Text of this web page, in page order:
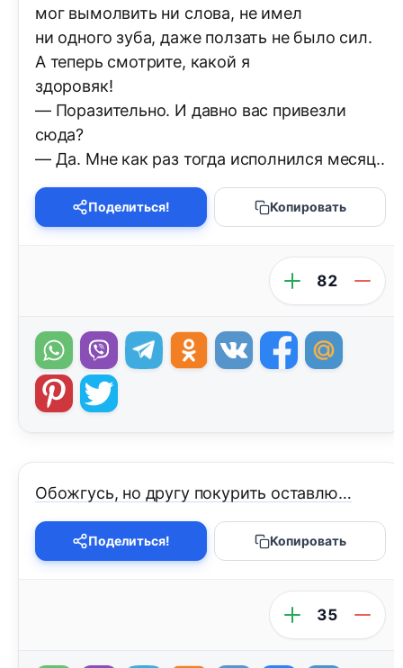
мог вымолвить ни слова, не имел
ни одного зуба, даже ползать не было сил.
А теперь смотрите, какой я
здоровяк!
— Поразительно. И давно вас привезли
сюда?
— Да. Мне как раз тогда исполнился месяц..
Поделиться! Копировать
82
Обожгусь, но другу покурить оставлю…
Поделиться! Копировать
35